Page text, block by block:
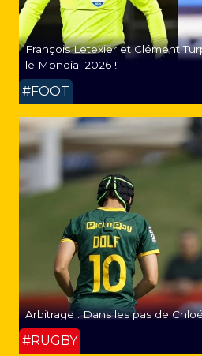
François Letexier et Clément
le Mondial 2026 !
#FOOT
Arbitrage : Dans les pas de
#RUGBY